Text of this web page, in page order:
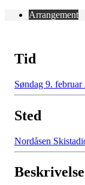
Arrangement
Tid
Søndag 9.
Sted
Nordåsen
Beskrivelse